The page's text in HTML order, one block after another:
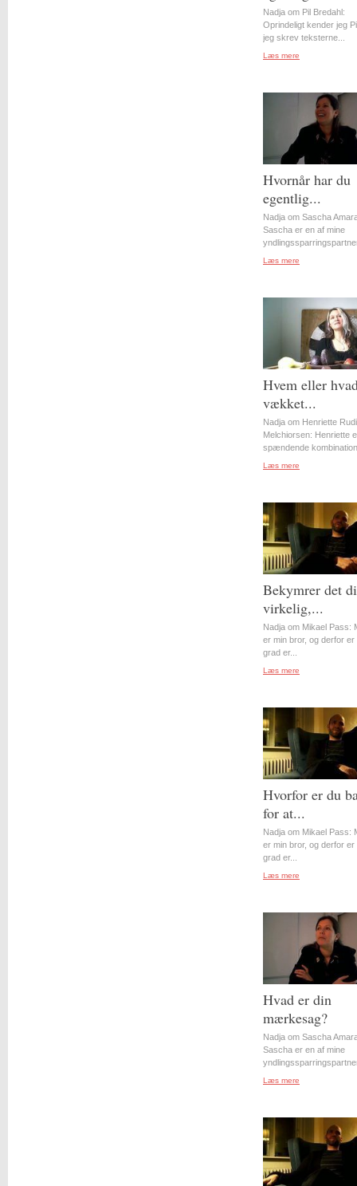
Nadja om Pil Bredahl:
Oprindeligt kender jeg
jeg skrev teksterne...
Læs mere
Hvornår har du
egentlig...
Nadja om Sascha
Sascha er en af mine
Læs mere
Hvem eller
vækket...
Nadja om Henriette Rudi
Melchiorsen: Henriette
spændende
Læs mere
Bekymrer det
virkelig,...
Nadja om Mikael Pass:
er min bror, og derfor er
grad er...
Læs mere
Hvorfor er du
for at...
Nadja om Mikael Pass:
er min bror, og derfor er
grad er...
Læs mere
Hvad er din
mærkesag?
Nadja om Sascha
Sascha er en af mine
Læs mere